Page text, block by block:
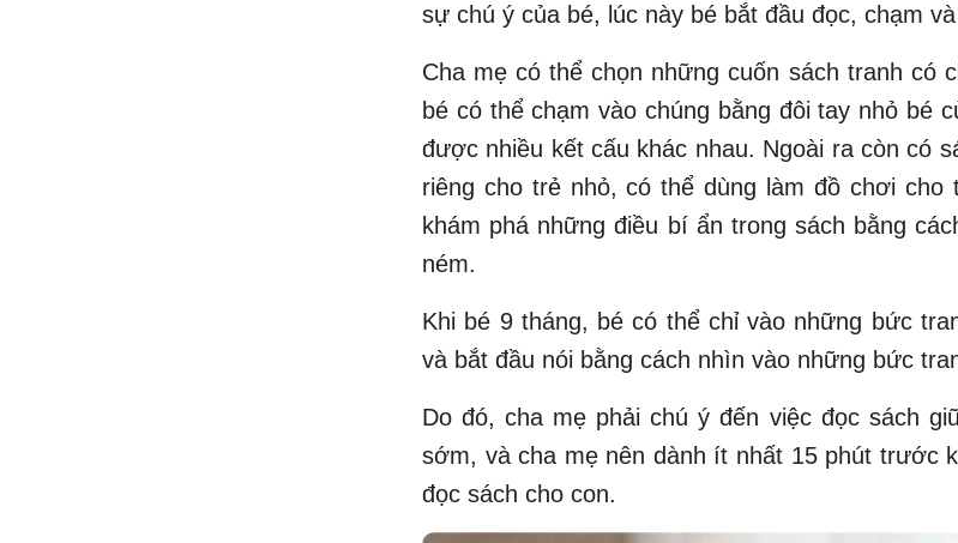
sự chú ý của bé, lúc này bé bắt đầu đọc, chạm
Cha mẹ có thể chọn những cuốn sách tranh có
bé có thể chạm vào chúng bằng đôi tay nhỏ bé
được nhiều kết cấu khác nhau. Ngoài ra còn có
riêng cho trẻ nhỏ, có thể dùng làm đồ chơi cho
khám phá những điều bí ẩn trong sách bằng
ném.
Khi bé 9 tháng, bé có thể chỉ vào những bức
và bắt đầu nói bằng cách nhìn vào những bức
Do đó, cha mẹ phải chú ý đến việc đọc sách
sớm, và cha mẹ nên dành ít nhất 15 phút trước
đọc sách cho con.